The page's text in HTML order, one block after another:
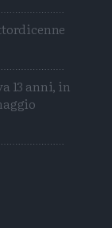
13 anni, in